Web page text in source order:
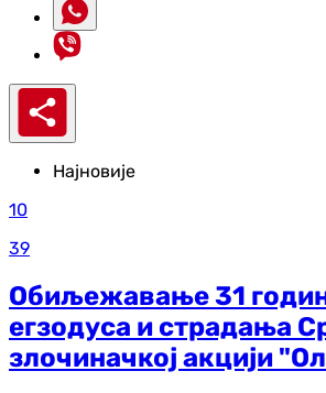
Најновије
10
39
Обиљежавање 31
егзодуса и страдања
злочиначкој акцији